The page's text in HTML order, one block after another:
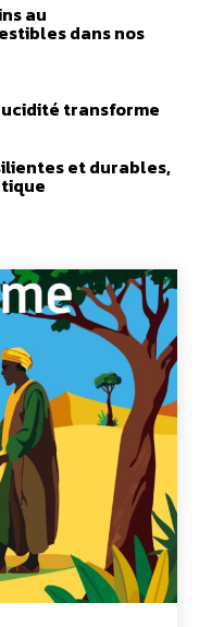
au
dans nos
transforme
et durables,